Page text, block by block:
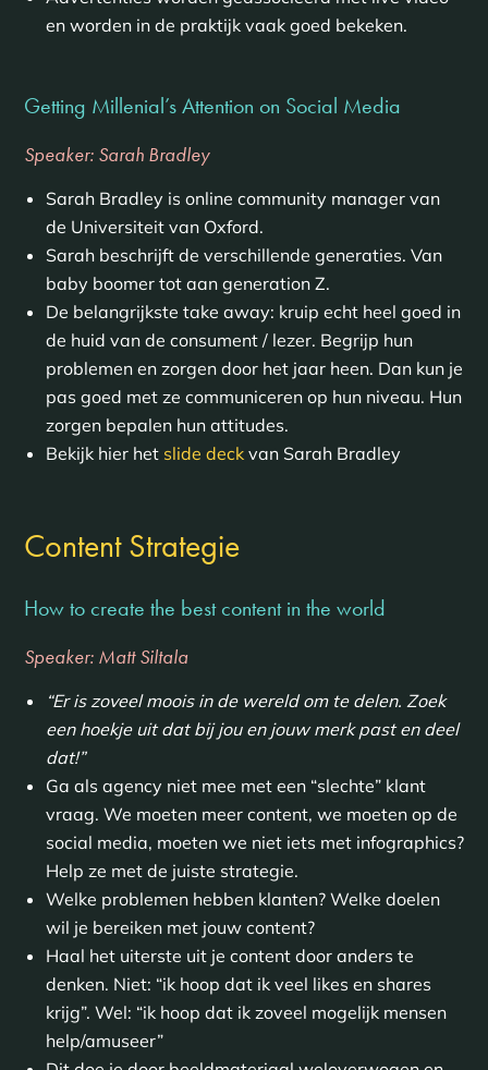
en worden in de praktijk vaak goed bekeken.
Getting Millenial’s Attention on Social Media
Speaker: Sarah Bradley
Sarah Bradley is online community manager van
de Universiteit van Oxford.
Sarah beschrijft de verschillende generaties. Van
baby boomer tot aan generation Z.
De belangrijkste take away: kruip echt heel goed in
de huid van de consument / lezer. Begrijp hun
problemen en zorgen door het jaar heen. Dan kun je
pas goed met ze communiceren op hun niveau. Hun
zorgen bepalen hun attitudes.
Bekijk hier het slide deckvan Sarah Bradley
Content Strategie
How to create the best content in the world
Speaker: Matt Siltala
“Er is zoveel moois in de wereld om te delen. Zoek
een hoekje uit dat bij jou en jouw merk past en deel
dat!”
Ga als agency niet mee met een “slechte” klant
vraag. We moeten meer content, we moeten op de
social media, moeten we niet iets met infographics?
Help ze met de juiste strategie.
Welke problemen hebben klanten? Welke doelen
wil je bereiken met jouw content?
Haal het uiterste uit je content door anders te
denken. Niet: “ik hoop dat ik veel likes en shares
krijg”. Wel: “ik hoop dat ik zoveel mogelijk mensen
help/amuseer”